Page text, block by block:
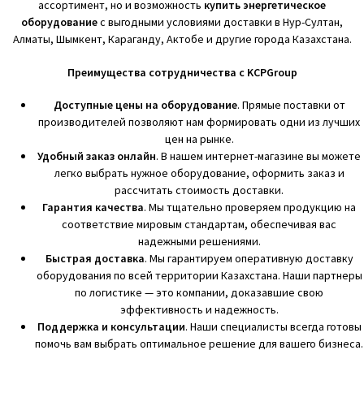
ассортимент, но и возможность купить энергетическое
оборудованиес выгодными условиями доставки в Нур-Султан,
Алматы, Шымкент, Караганду, Актобе и другие города Казахстана.
Преимущества сотрудничества с KCPGroup
Доступные цены на оборудование. Прямые поставки от
производителей позволяют нам формировать одни из лучших
цен на рынке.
Удобный заказ онлайн. В нашем интернет-магазине вы можете
легко выбрать нужное оборудование, оформить заказ и
рассчитать стоимость доставки.
Гарантия качества. Мы тщательно проверяем продукцию на
соответствие мировым стандартам, обеспечивая вас
надежными решениями.
Быстрая доставка. Мы гарантируем оперативную доставку
оборудования по всей территории Казахстана. Наши партнеры
по логистике — это компании, доказавшие свою
эффективность и надежность.
Поддержка и консультации. Наши специалисты всегда готовы
помочь вам выбрать оптимальное решение для вашего бизнеса.